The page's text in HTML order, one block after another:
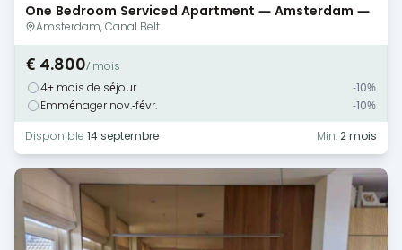
One Bedroom Serviced Apartment — Amsterdam —
Canal Views
Amsterdam, Canal Belt
€ 4.800/ mois
4+ mois de séjour
-10%
Emménager nov.-févr.
-10%
Disponible 14 septembre Min.2 mois